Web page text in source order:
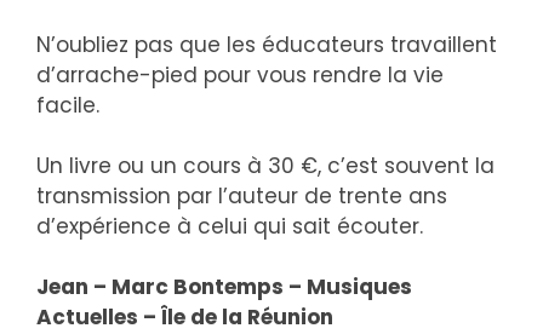
N’oubliez pas que les éducateurs travaillent
d’arrache-pied pour vous rendre la vie
facile.
Un livre ou un cours à 30 €, c’est souvent la
transmission par l’auteur de trente ans
d’expérience à celui qui sait écouter.
Jean – Marc Bontemps – Musiques
Actuelles – Île de la Réunion